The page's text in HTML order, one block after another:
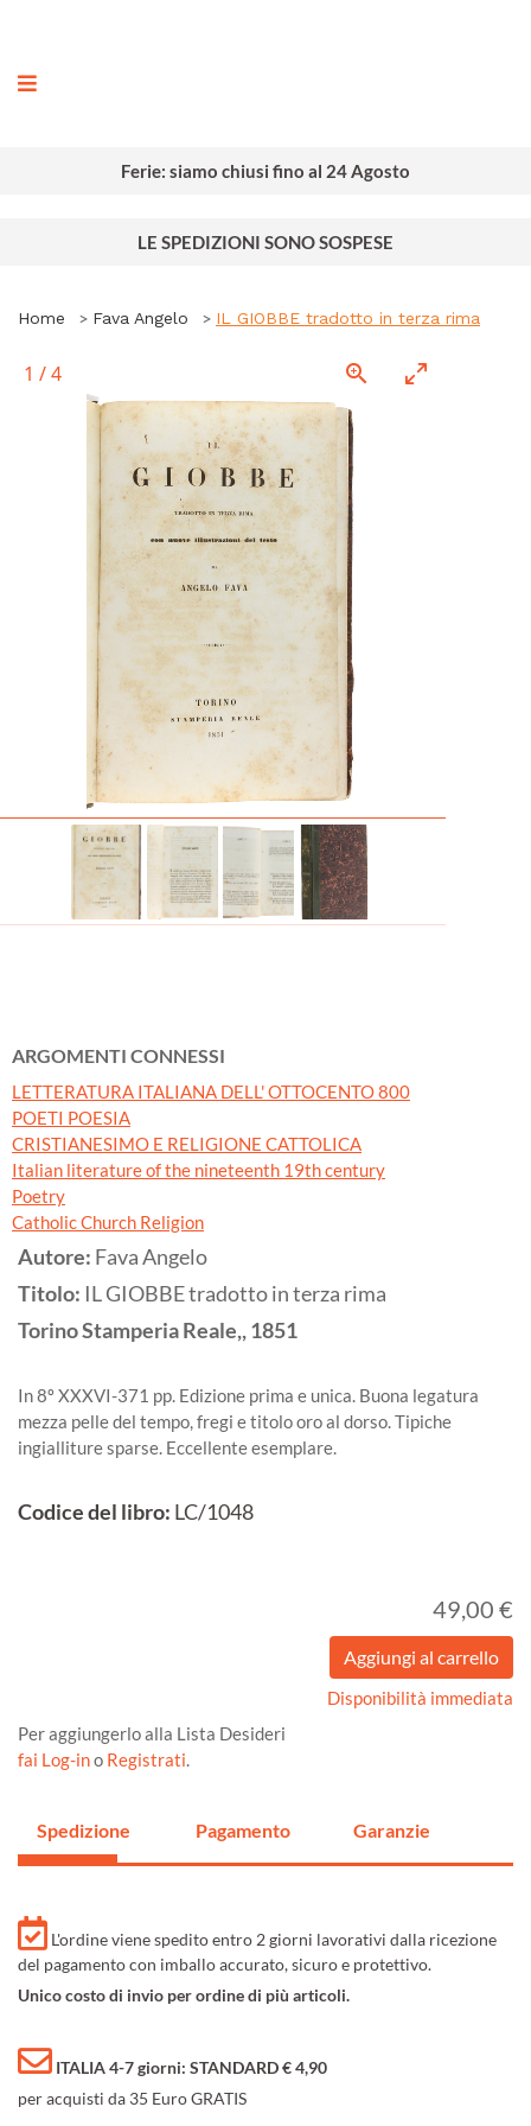
Ferie: siamo chiusi fino al 24 Agosto
LE SPEDIZIONI SONO SOSPESE
Home Fava Angelo IL GIOBBE tradotto in terza rima
1 /4
ARGOMENTI CONNESSI
LETTERATURA ITALIANA DELL' OTTOCENTO 800
POETI POESIA
CRISTIANESIMO E RELIGIONE CATTOLICA
Italian literature of the nineteenth 19th century
Poetry
Catholic Church Religion
Autore: Fava Angelo
Titolo: IL GIOBBE tradotto in terza rima
TorinoStamperia Reale,,1851
In 8º XXXVI-371 pp. Edizione prima e unica. Buona legatura
mezza pelle del tempo, fregi e titolo oro al dorso. Tipiche
ingialliture sparse. Eccellente esemplare.
Codice del libro: LC/1048
49,00 €
Disponibilità immediata
Per aggiungerlo alla Lista Desideri
fai Log-ino Registrati.
Spedizione Pagamento Garanzie
L'ordine viene spedito entro 2 giorni lavorativi dalla ricezione
del pagamento con imballo accurato, sicuro e protettivo.
Unico costo di invio per ordine di più articoli.
ITALIA 4-7 giorni: STANDARD € 4,90
per acquisti da 35 Euro GRATIS